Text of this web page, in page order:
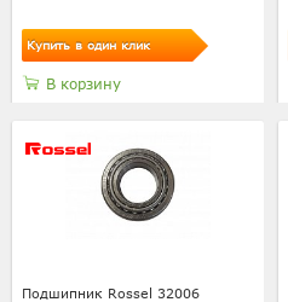
Купить в один клик
В корзину
Подшипник Rossel 32006